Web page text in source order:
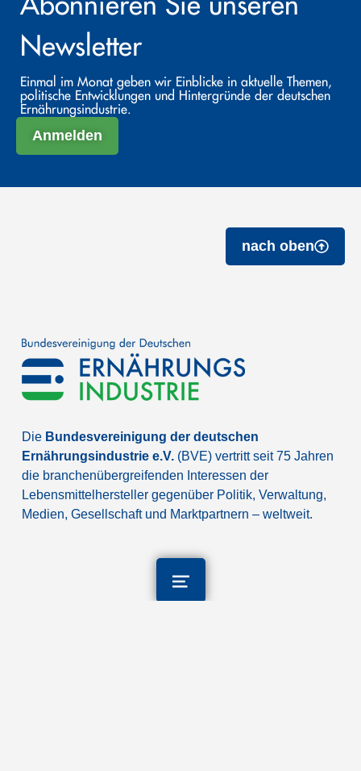
Newsletter
Einmal im Monat geben wir Einblicke in aktuelle Themen,
politische Entwicklungen und Hintergründe der deutschen
Ernährungsindustrie.
Anmelden
nach oben
Die Bundesvereinigung der deutschen
Ernährungsindustrie e.V. (BVE) vertritt seit 75 Jahren
die branchenübergreifenden Interessen der
Lebensmittelhersteller gegenüber Politik, Verwaltung,
Medien, Gesellschaft und Marktpartnern – weltweit.